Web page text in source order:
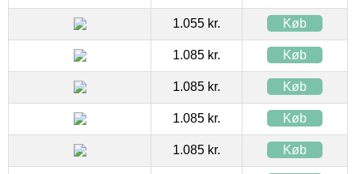
1.055 kr. Køb
1.085 kr. Køb
1.085 kr. Køb
1.085 kr. Køb
1.085 kr. Køb